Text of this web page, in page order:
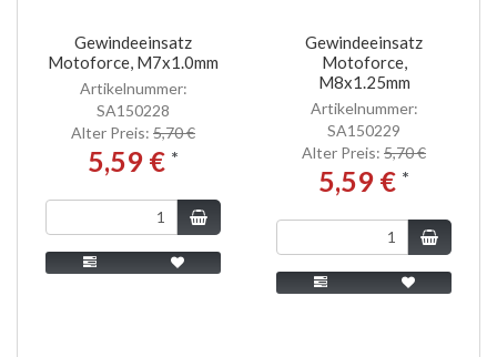
Gewindeeinsatz
Motoforce, M7x1.0mm
Artikelnummer:
SA150228
Alter Preis: 5,70 €
5,59 € *
Gewindeeinsatz
Motoforce,
M8x1.25mm
Artikelnummer:
SA150229
Alter Preis: 5,70 €
5,59 € *